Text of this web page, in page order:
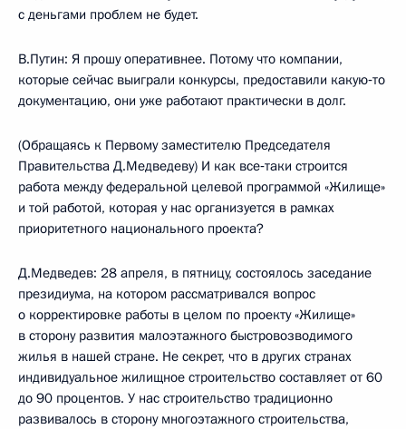
с деньгами проблем не будет.
В.Путин: Я прошу оперативнее. Потому что компании,
которые сейчас выиграли конкурсы, предоставили какую‑то
документацию, они уже работают практически в долг.
(Обращаясь к Первому заместителю Председателя
Правительства Д.Медведеву) И как все‑таки строится
работа между федеральной целевой программой «Жилище»
и той работой, которая у нас организуется в рамках
приоритетного национального проекта?
Д.Медведев: 28 апреля, в пятницу, состоялось заседание
президиума, на котором рассматривался вопрос
о корректировке работы в целом по проекту «Жилище»
в сторону развития малоэтажного быстровозводимого
жилья в нашей стране. Не секрет, что в других странах
индивидуальное жилищное строительство составляет от 60
до 90 процентов. У нас строительство традиционно
развивалось в сторону многоэтажного строительства,